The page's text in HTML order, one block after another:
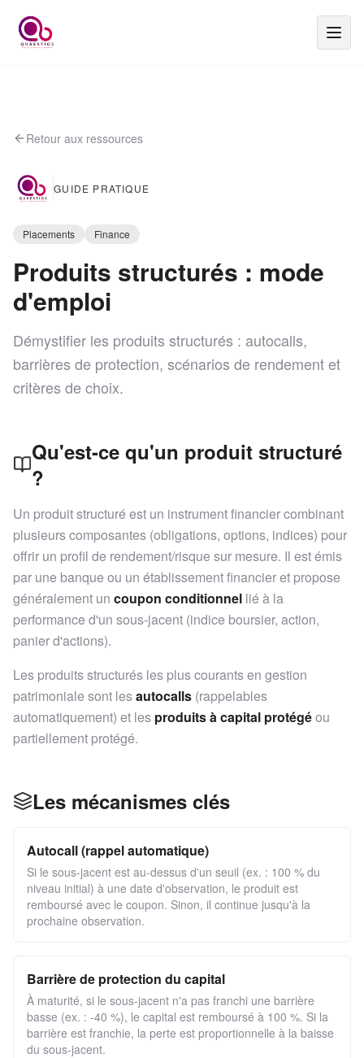
Retour aux ressources
GUIDE PRATIQUE
Placements Finance
Produits structurés : mode
d'emploi
Démystifier les produits structurés : autocalls,
barrières de protection, scénarios de rendement et
critères de choix.
Qu'est-ce qu'un produit structuré
?
Un produit structuré est un instrument financier combinant
plusieurs composantes (obligations, options, indices) pour
offrir un profil de rendement/risque sur mesure. Il est émis
par une banque ou un établissement financier et propose
généralement un coupon conditionnel lié à la
performance d'un sous-jacent (indice boursier, action,
panier d'actions).
Les produits structurés les plus courants en gestion
patrimoniale sont lesautocalls (rappelables
automatiquement) et les produits à capital protégéou
partiellement protégé.
Les mécanismes clés
Autocall (rappel automatique)
Si le sous-jacent est au-dessus d'un seuil (ex. : 100 % du
niveau initial) à une date d'observation, le produit est
remboursé avec le coupon. Sinon, il continue jusqu'à la
prochaine observation.
Barrière de protection du capital
À maturité, si le sous-jacent n'a pas franchi une barrière
basse (ex. : -40 %), le capital est remboursé à 100 %. Si la
barrière est franchie, la perte est proportionnelle à la baisse
du sous-jacent.